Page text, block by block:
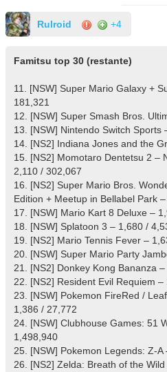
Rulroid +4
Famitsu top 30 (restante)
11. [NSW] Super Mario Galaxy +
181,321
12. [NSW] Super Smash Bros.
13. [NSW] Nintendo Switch Sports
14. [NS2] Indiana Jones and the
15. [NS2] Momotaro Dentetsu 2 –
2,110 / 302,067
16. [NS2] Super Mario Bros.
Edition + Meetup in Bellabel Park
17. [NSW] Mario Kart 8 Deluxe –
18. [NSW] Splatoon 3 – 1,680 /
19. [NS2] Mario Tennis Fever –
20. [NSW] Super Mario Party
21. [NS2] Donkey Kong Bananza
22. [NS2] Resident Evil Requiem
23. [NSW] Pokemon FireRed /
1,386 / 27,772
24. [NSW] Clubhouse Games: 51
1,498,940
25. [NSW] Pokemon Legends: Z-
26. [NS2] Zelda: Breath of the